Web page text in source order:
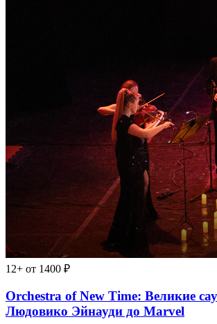
12+ от 1400 ₽
Orchestra of New Time: Великие
Людовико Эйнауди до Marvel